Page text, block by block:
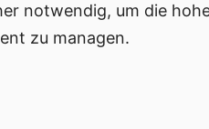
notwendig, um die
zu managen.